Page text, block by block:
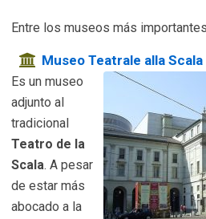
Entre los museos más
Museo Teatrale alla Scala
Es un museo
adjunto al
tradicional
Teatro de la
Scala. A pesar
de estar más
abocado a la